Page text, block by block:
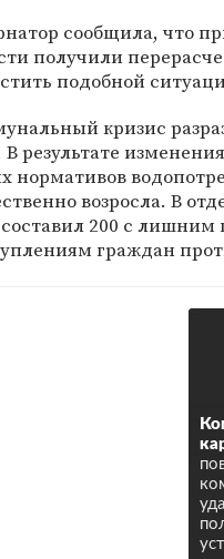
сообщила, что
получили
подобной
кризис
В результате
нормативов
возросла. В
200 с
граждан